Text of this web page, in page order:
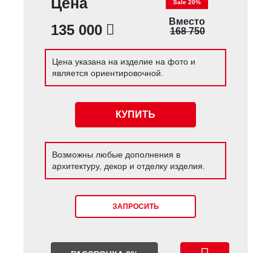
135 000
Sale 20%
Вместо
168 750
Цена указана на изделие на фото и
является ориентировочной.
КУПИТЬ
Возможны любые дополнения в
архитектуру, декор и отделку изделия.
ЗАПРОСИТЬ